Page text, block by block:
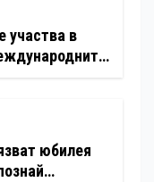
участва в
юбилея